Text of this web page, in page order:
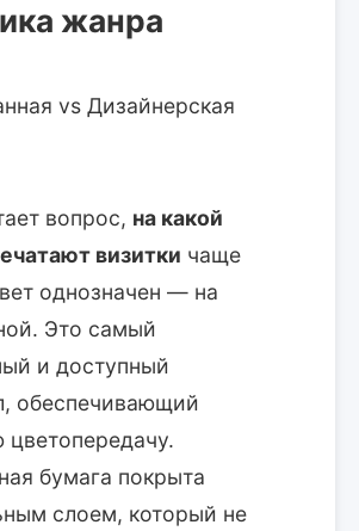
жанра
вопрос, на какой
визитки чаще
однозначен — на
Это самый
и доступный
обеспечивающий
цветопередачу.
бумага покрыта
слоем, который не